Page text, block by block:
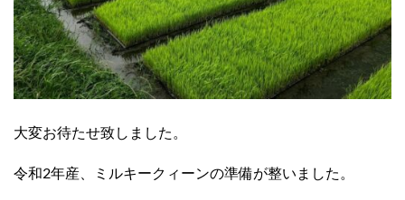
大変お待たせ致しました。
令和2年産、ミルキークィーンの準備が整いました。